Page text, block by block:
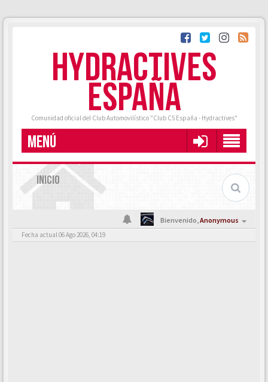
HYDRACTIVES
ESPAÑA
Comunidad oficial del Club Automovilístico "Club C5 España - Hydractives"
MENÚ
INICIO
Bienvenido,Anonymous
Fecha actual 06 Ago 2026, 04:19